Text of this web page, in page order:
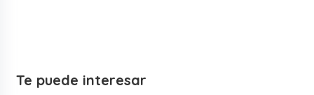
Te puede interesar